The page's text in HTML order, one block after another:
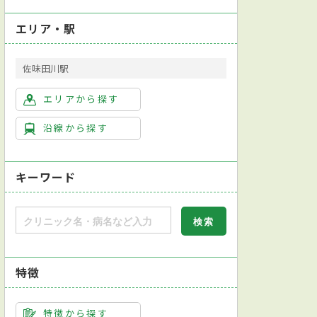
エリア・駅
佐味田川駅
エリアから探す
沿線から探す
キーワード
特徴
特徴から探す